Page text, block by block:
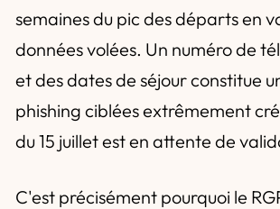
semaines du pic des départs en
données volées. Un numéro de
et des dates de séjour constitue
phishing ciblées extrêmement
du 15 juillet est en attente de
C'est précisément pourquoi le